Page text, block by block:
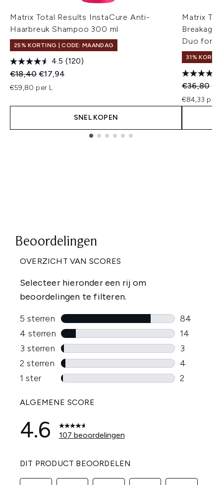
Matrix Total Results InstaCure Anti-
Haarbreuk Shampoo 300 ml
25% KORTING | CODE: MAANDAG
4.5 (120)
Recommended Retail Price:
€18,40Huidige prijs:
€17,94
€59,80 per L
SNEL KOPEN
Matrix
Duo for
31%
€36,80
€84,33 per